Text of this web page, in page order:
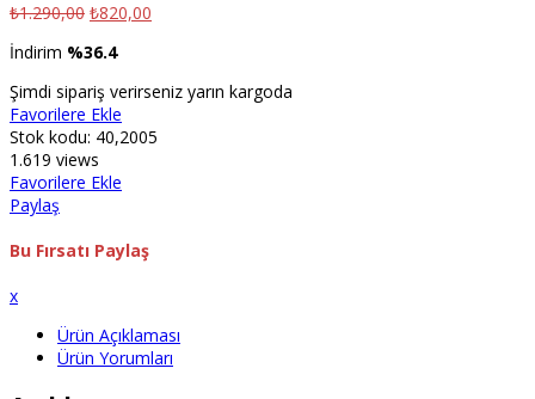
₺1.290,00 ₺820,00
İndirim %36.4
Şimdi sipariş verirseniz yarın kargoda
Favorilere Ekle
Stok kodu: 40,2005
1.619 views
Favorilere Ekle
Paylaş
Bu Fırsatı Paylaş
x
Ürün Açıklaması
Ürün Yorumları